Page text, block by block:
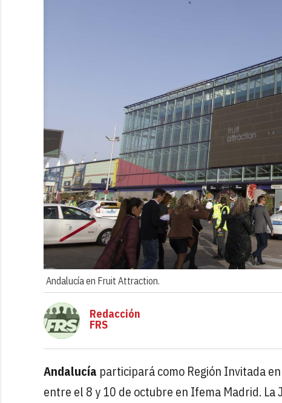
Andalucía en Fruit Attraction.
Redacción
FRS
Andalucía participará como Región Invitada
entre el 8 y 10 de octubre en Ifema Madrid.